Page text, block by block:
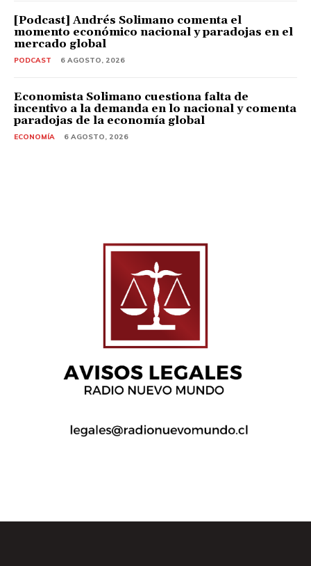
[Podcast] Andrés Solimano comenta el
momento económico nacional y paradojas en el
mercado global
PODCAST 6 AGOSTO, 2026
Economista Solimano cuestiona falta de
incentivo a la demanda en lo nacional y comenta
paradojas de la economía global
ECONOMÍA 6 AGOSTO, 2026